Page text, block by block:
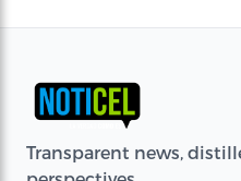
Transparent news,